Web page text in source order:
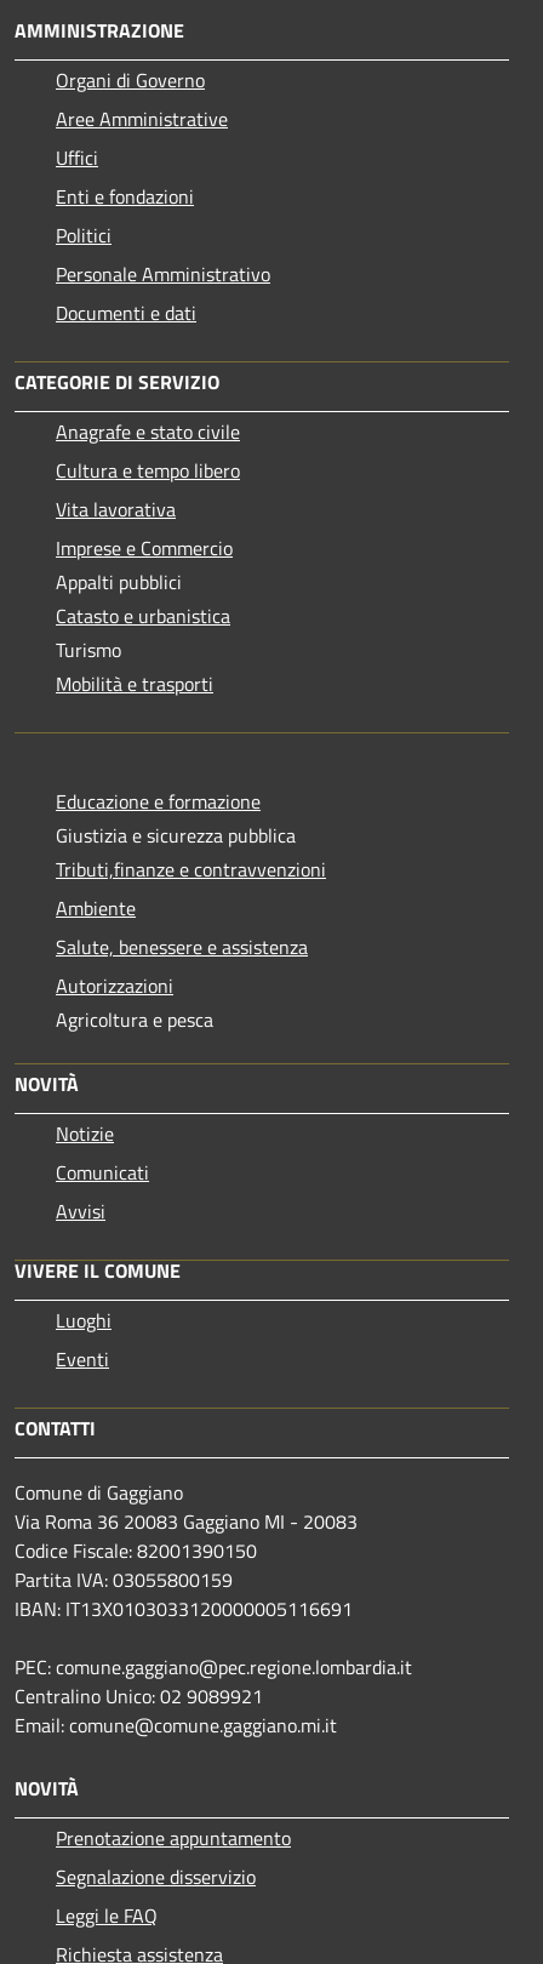
AMMINISTRAZIONE
Organi di Governo
Aree Amministrative
Uffici
Enti e fondazioni
Politici
Personale Amministrativo
Documenti e dati
CATEGORIE DI SERVIZIO
Anagrafe e stato civile
Cultura e tempo libero
Vita lavorativa
Imprese e Commercio
Appalti pubblici
Catasto e urbanistica
Turismo
Mobilità e trasporti
Educazione e formazione
Giustizia e sicurezza pubblica
Tributi,finanze e contravvenzioni
Ambiente
Salute, benessere e assistenza
Autorizzazioni
Agricoltura e pesca
NOVITÀ
Notizie
Comunicati
Avvisi
VIVERE IL COMUNE
Luoghi
Eventi
CONTATTI
Comune di Gaggiano
Via Roma 36 20083 Gaggiano MI - 20083
Codice Fiscale: 82001390150
Partita IVA: 03055800159
IBAN: IT13X0103033120000005116691
PEC: comune.gaggiano@pec.regione.lombardia.it
Centralino Unico: 02 9089921
Email: comune@comune.gaggiano.mi.it
NOVITÀ
Prenotazione appuntamento
Segnalazione disservizio
Leggi le FAQ
Richiesta assistenza